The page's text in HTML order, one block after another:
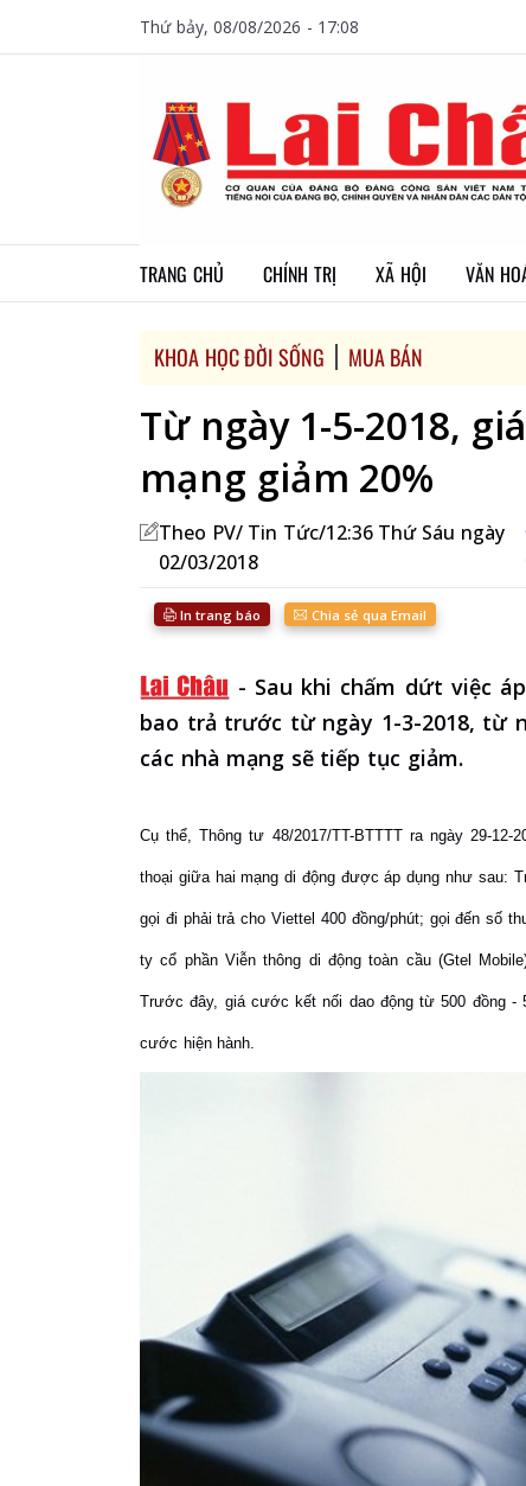
Thứ bảy, 08/08/2026 - 17:08
TRANG CHỦ CHÍNH TRỊ XÃ HỘI VĂN
KHOA HỌC ĐỜI SỐNG MUA BÁN
Từ ngày 1-5-2018,
mạng giảm 20%
Theo PV/ Tin Tức/12:36 Thứ Sáu ngày
02/03/2018
In trang báo Chia sẻ qua Email
- Sau khi chấm dứt việc
bao trả trước từ ngày 1-3-2018, từ
các nhà mạng sẽ tiếp tục giảm.
Cụ thể, Thông tư 48/2017/TT-BTTTT ra ngày 29-
thoại giữa hai mạng di động được áp dụng như sau:
gọi đi phải trả cho Viettel 400 đồng/phút; gọi đến số
ty cổ phần Viễn thông di động toàn cầu (Gtel
Trước đây, giá cước kết nối dao động từ 500 đồng
cước hiện hành.